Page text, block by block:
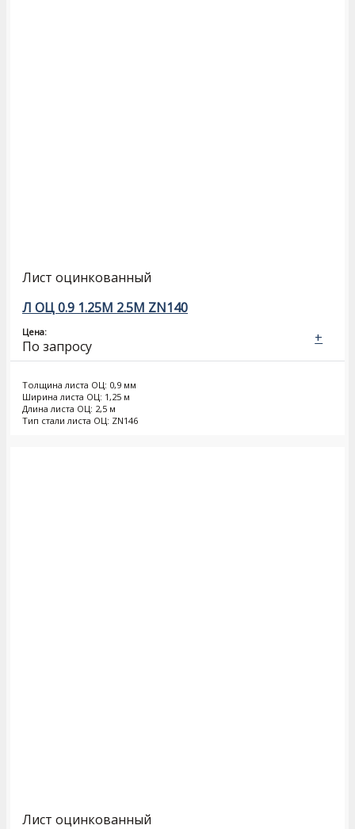
Лист оцинкованный
Л ОЦ 0.9 1.25М 2.5М ZN140
Цена:
По запросу
Толщина листа ОЦ: 0,9 мм
Ширина листа ОЦ: 1,25 м
Длина листа ОЦ: 2,5 м
Тип стали листа ОЦ: ZN146
+
Лист оцинкованный